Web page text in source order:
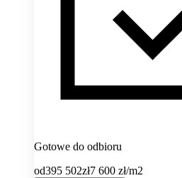
Gotowe do odbioru
od395 502zł7 600 zł/m2